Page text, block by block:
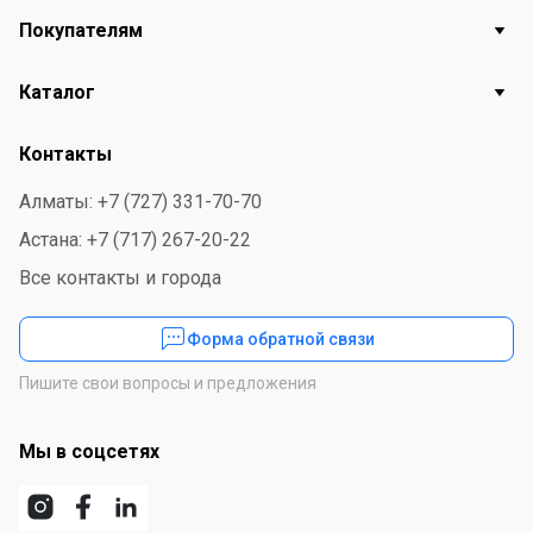
любого другого помещения.
Покупателям
Каталог
Контакты
Алматы: +7 (727) 331-70-70
Астана: +7 (717) 267-20-22
Все контакты и города
Форма обратной связи
Пишите свои вопросы и предложения
Мы в соцсетях